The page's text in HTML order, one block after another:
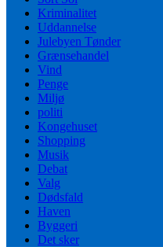
Kriminalitet
Uddannelse
Julebyen Tønder
Grænsehandel
Vind
Penge
Miljø
politi
Kongehuset
Shopping
Musik
Debat
Valg
Dødsfald
Haven
Byggeri
Det sker